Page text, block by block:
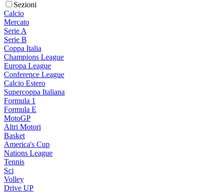
Sezioni
Calcio
Mercato
Serie A
Serie B
Coppa Italia
Champions League
Europa League
Conference League
Calcio Estero
Supercoppa Italiana
Formula 1
Formula E
MotoGP
Altri Motori
Basket
America's Cup
Nations League
Tennis
Sci
Volley
Drive UP